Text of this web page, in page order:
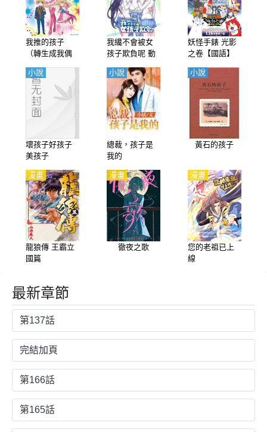
我推的孩子
（轉生成我偶
【日語】
我纔不會被女
孩子欺負呢 動
妖怪手錶 光影
之卷【國語】
壞孩子好孩子
美孩子
小說
總裁，孩子是
我的
小說
黃石的孩子
小說
龍狼傳 王霸立
國篇
漫畫
徹夜之歌
漫畫
您的老祖已上
線
漫畫
最新章節
第137話
完結加頁
第166話
第165話